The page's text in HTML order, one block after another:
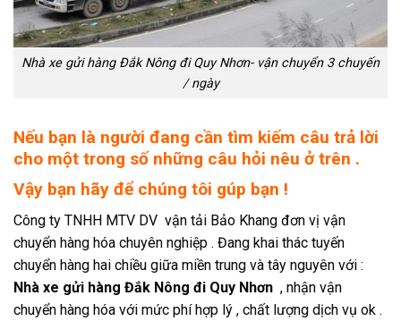
Nhà xe gửi hàng Đắk Nông đi Quy Nhơn- vận chuyển 3 chuyến
/ ngày
Nếu bạn là người đang cần tìm kiếm câu trả lời
cho một trong số những câu hỏi nêu ở trên .
Vậy bạn hãy để chúng tôi gúp bạn !
Công ty TNHH MTV DV vận tải Bảo Khang đơn vị vận
chuyển hàng hóa chuyên nghiệp . Đang khai thác tuyến
chuyển hàng hai chiều giữa miền trung và tây nguyên với :
Nhà xe gửi hàng Đắk Nông đi Quy Nhơn , nhận vận
chuyển hàng hóa với mức phí hợp lý , chất lượng dịch vụ ok .